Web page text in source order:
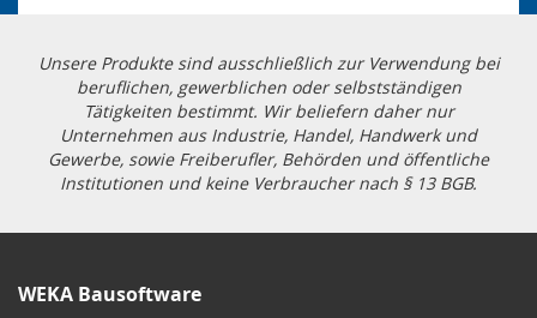
Unsere Produkte sind ausschließlich zur Verwendung bei
beruflichen, gewerblichen oder selbstständigen
Tätigkeiten bestimmt. Wir beliefern daher nur
Unternehmen aus Industrie, Handel, Handwerk und
Gewerbe, sowie Freiberufler, Behörden und öffentliche
Institutionen und keine Verbraucher nach § 13 BGB.
WEKA Bausoftware